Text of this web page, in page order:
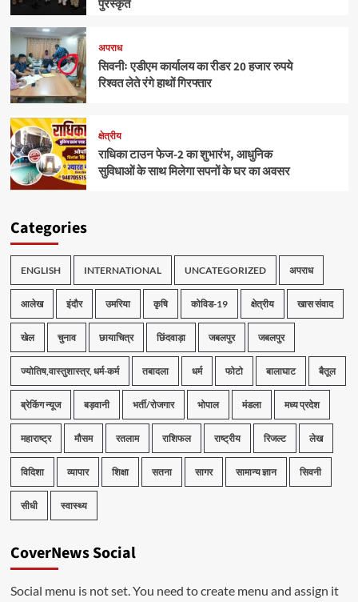
पुरस्कृत
अपराध
सिवनीः एडीएम कार्यालय का रीडर 20 हजार रुपये
रिश्वत लेते रंगे हाथों गिरफ्तार
क्षेत्रीय
राधिका टाउन फेज-2 का शुभारंभ, आधुनिक
सुविधाओं के साथ मिलेगा सपनों के घर का अवसर
Categories
ENGLISH INTERNATIONAL UNCATEGORIZED अपराध
आलेख इंदौर उमरिया कृषि कोविड-19 क्षेत्रीय खास संवाद
खेल चुनाव छायाचित्र छिंदवाड़ा जबलपुर जबलपुर
ज्योतिष,वास्तुशास्त्र, धर्म-कर्म तबादला धर्म फोटो बालाघाट बैतूल
ब्रेकिंग न्यूज बड़वानी भर्ती/रोजगार भोपाल मंडला मध्य प्रदेश
महाराष्ट्र मौसम रतलाम राशिफल राष्ट्रीय रिजल्ट लेख
विदिशा व्यापार शिक्षा सतना सागर सामान्य ज्ञान सिवनी
सीधी स्वास्थ्य
CoverNews Social
Social menu is not set. You need to create menu and assign it